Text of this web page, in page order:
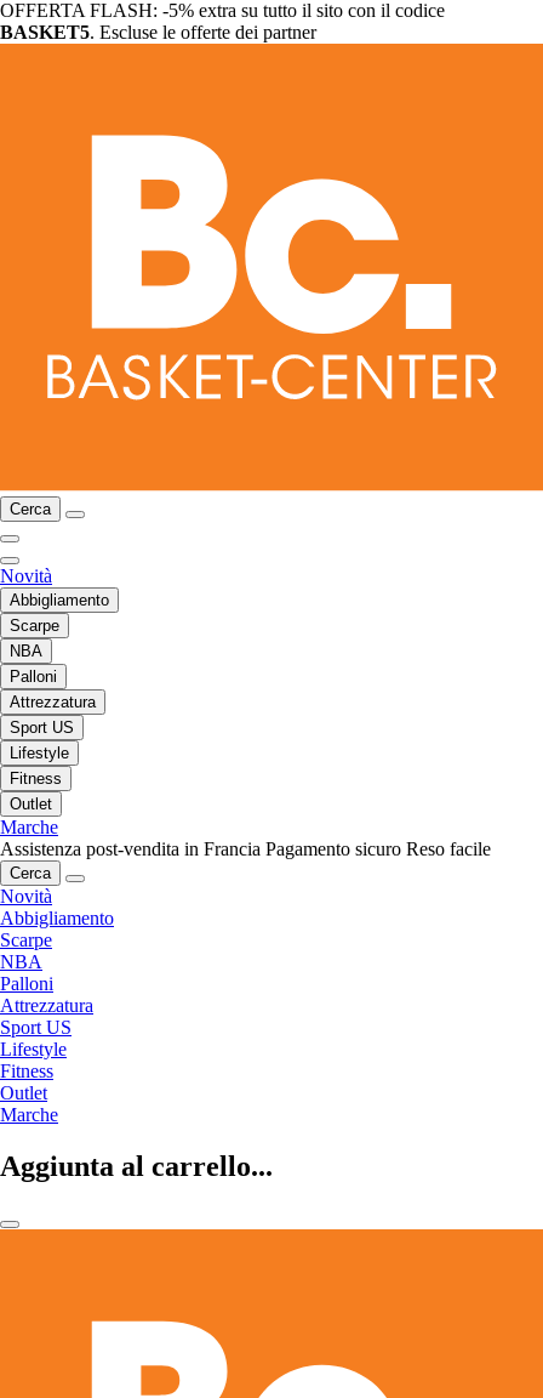
OFFERTA FLASH: -5% extra su tutto il sito con il codice
BASKET5. Escluse le offerte dei partner
Cerca
Novità
Abbigliamento
Scarpe
NBA
Palloni
Attrezzatura
Sport US
Lifestyle
Fitness
Outlet
Marche
Assistenza post-vendita in Francia Pagamento sicuro Reso facile
Cerca
Novità
Abbigliamento
Scarpe
NBA
Palloni
Attrezzatura
Sport US
Lifestyle
Fitness
Outlet
Marche
Aggiunta al carrello...